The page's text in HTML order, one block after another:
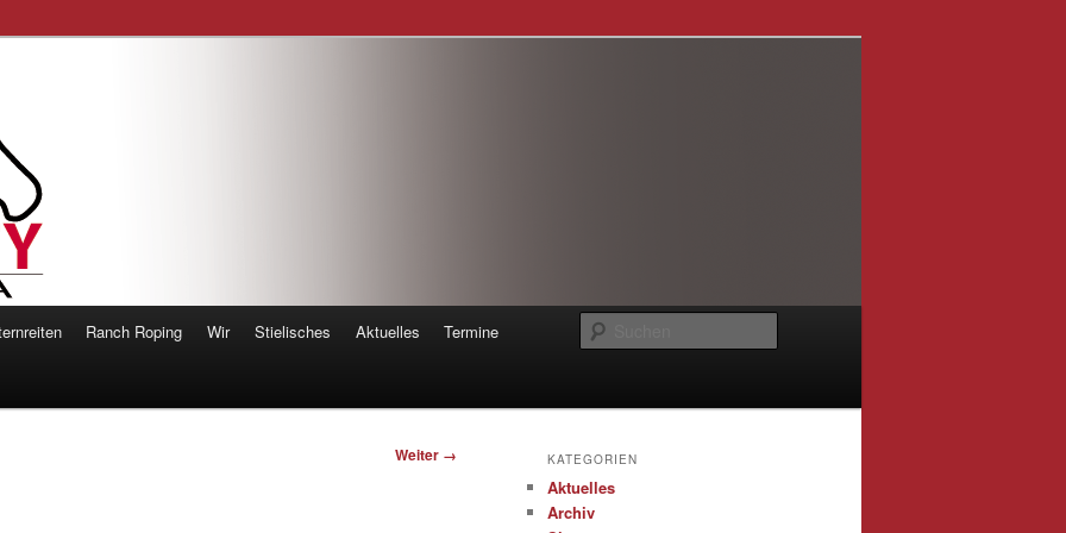
Ranch Roping Wir Stielisches Aktuelles Termine
Weiter → KATEGORIEN
Aktuelles
Archiv